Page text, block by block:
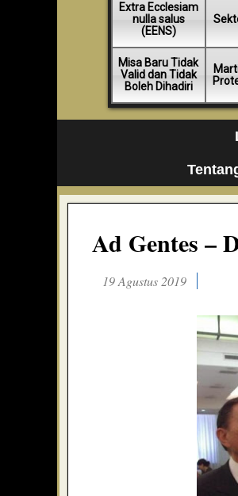
Extra Ecclesiam
nulla salus
(EENS)
Misa Baru Tidak
Valid dan Tidak
Boleh Dihadiri
Ad Gentes –
19 Agustus 2019